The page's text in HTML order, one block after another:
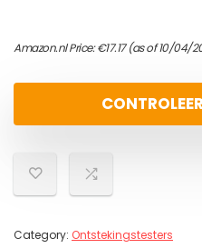
Amazon.nl Price:€17.17(as of 10/04/
Category: Ontstekingstesters